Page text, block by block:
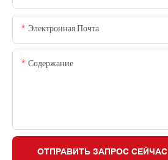
Электронная Почта
Содержание
ОТПРАВИТЬ ЗАПРОС СЕЙЧАС